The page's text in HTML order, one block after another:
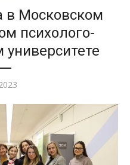
в Московском
психолого-
университете